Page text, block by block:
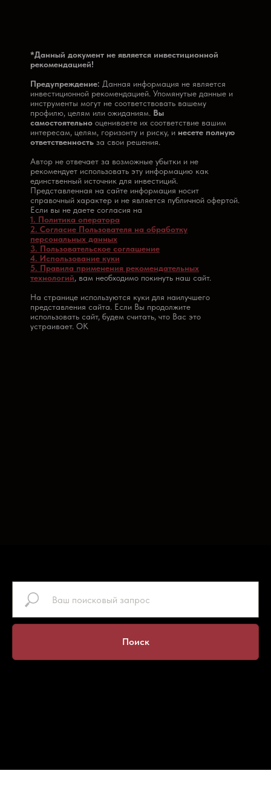
*Данный ‎документ ‎не ‎является ‎инвестиционной‏
‎рекомендацией!
Предупреждение: Данная информация не является
инвестиционной рекомендацией. Упомянутые данные и
инструменты могут не соответствовать вашему
профилю, целям или ожиданиям. Вы
самостоятельно оцениваете их соответствие вашим
интересам, целям, горизонту и риску, и несете полную
ответственность за свои решения.
Автор не отвечает за возможные убытки и не
рекомендует использовать эту информацию как
единственный источник для инвестиций.
Представленная на сайте информация носит
справочный характер и не является публичной офертой.
Если вы не даете согласия на
1. Политика оператора
2. Согласие Пользователя на обработку
персональных данных
3. Пользовательское соглашение
4. Использование куки
5. Правила применения рекомендательных
технологий, вам необходимо покинуть наш сайт.
На странице используются куки для наилучшего
представления сайта. Если Вы продолжите
использовать сайт, будем считать, что Вас это
устраивает. OK
Поиск